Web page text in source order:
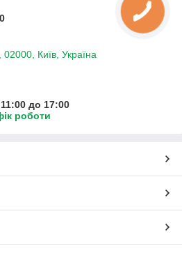
02000, Київ, Україна
до 17:00
роботи